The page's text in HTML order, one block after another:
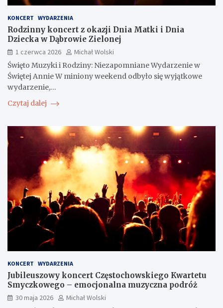
KONCERT WYDARZENIA
Rodzinny koncert z okazji Dnia Matki i Dnia
Dziecka w Dąbrowie Zielonej
1 czerwca 2026
Michał Wolski
Święto Muzyki i Rodziny: Niezapomniane Wydarzenie w
Świętej Annie W miniony weekend odbyło się wyjątkowe
wydarzenie,…
Czytaj dalej
KONCERT WYDARZENIA
Jubileuszowy koncert Częstochowskiego Kwartetu
Smyczkowego – emocjonalna muzyczna podróż
30 maja 2026
Michał Wolski